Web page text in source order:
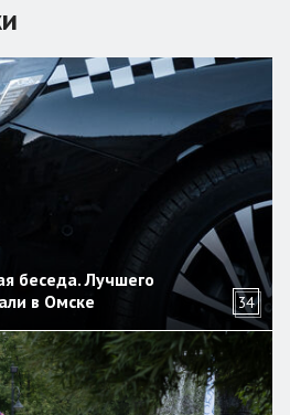
беседа. Лучшего
в Омске
34